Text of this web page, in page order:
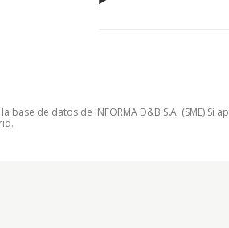
base de datos de INFORMA D&B S.A. (SME)